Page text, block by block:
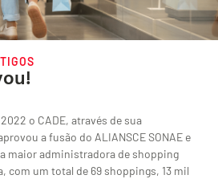
o CADE, através de sua
a fusão do ALIANSCE SONAE e
maior administradora de shopping
com um total de 69 shoppings, 13 mil